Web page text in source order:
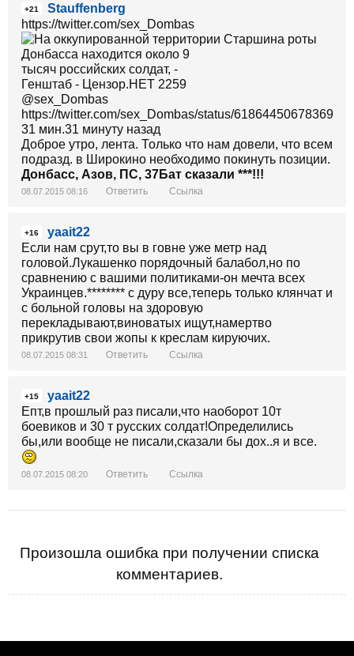
+21
Stauffenberg
https://twitter.com/sex_Dombas
Старшина роты
https://twitter.com/sex_Dombas/status/
31 мин.31 минуту назад
Доброе утро, лента. Только что нам довели, что всем
подразд. в Широкино необходимо покинуть позиции.
Донбасс, Азов, ПС, 37Бат сказали ***!!!
08.07.2015 08:16 Ответить Ссылка
+16
yaait22
Если нам срут,то вы в говне уже метр над
головой.Лукашенко порядочный балабол,но по
сравнению с вашими политиками-он мечта всех
Украинцев.******** с дуру все,теперь только клянчат и
с больной головы на здоровую
перекладывают,виноватых ищут,намертво
прикрутив свои жопы к креслам кируючих.
08.07.2015 08:31 Ответить Ссылка
+15
yaait22
Епт,в прошлый раз писали,что наоборот 10т
боевиков и 30 т русских солдат!Определились
бы,или вообще не писали,сказали бы дох..я и все.
08.07.2015 08:20 Ответить Ссылка
Произошла ошибка при получении списка
комментариев.